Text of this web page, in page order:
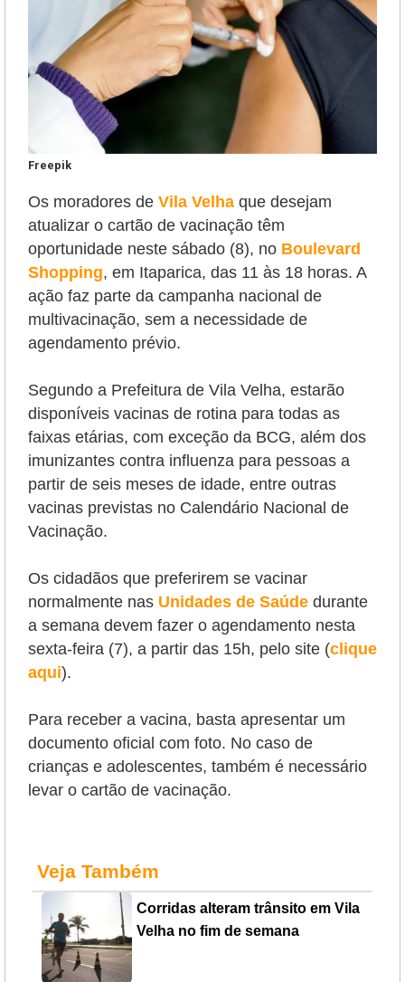
Freepik
Os moradores de Vila Velha que desejam
atualizar o cartão de vacinação têm
oportunidade neste sábado (8), no Boulevard
Shopping, em Itaparica, das 11 às 18 horas. A
ação faz parte da campanha nacional de
multivacinação, sem a necessidade de
agendamento prévio.
Segundo a Prefeitura de Vila Velha, estarão
disponíveis vacinas de rotina para todas as
faixas etárias, com exceção da BCG, além dos
imunizantes contra influenza para pessoas a
partir de seis meses de idade, entre outras
vacinas previstas no Calendário Nacional de
Vacinação.
Os cidadãos que preferirem se vacinar
normalmente nas Unidades de Saúde durante
a semana devem fazer o agendamento nesta
sexta-feira (7), a partir das 15h, pelo site (clique
aqui).
Para receber a vacina, basta apresentar um
documento oficial com foto. No caso de
crianças e adolescentes, também é necessário
levar o cartão de vacinação.
Veja Também
Corridas alteram trânsito em Vila
Velha no fim de semana